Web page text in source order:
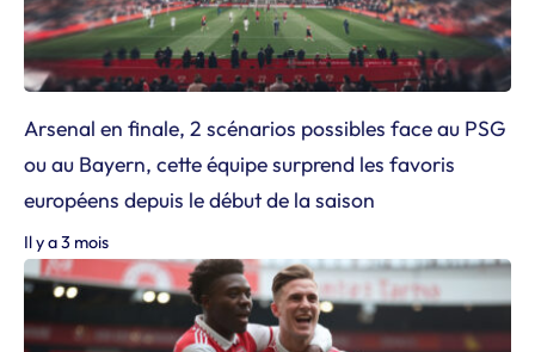
Arsenal en finale, 2 scénarios possibles face au PSG
ou au Bayern, cette équipe surprend les favoris
européens depuis le début de la saison
Il y a 3 mois